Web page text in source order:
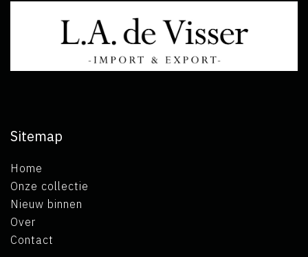
Sitemap
Home
Onze collectie
Nieuw binnen
Over
Contact